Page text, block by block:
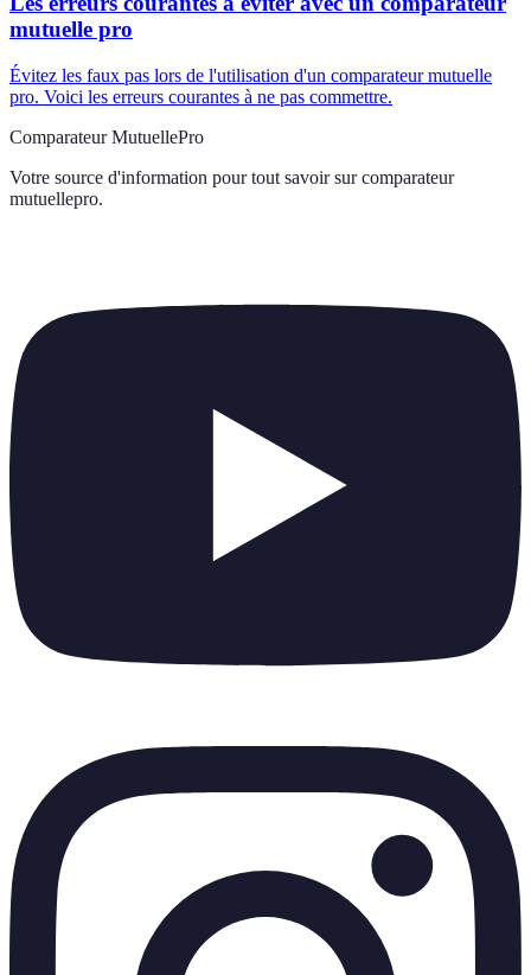
mutuelle pro
Évitez les faux pas lors de l'utilisation d'un comparateur mutuelle
pro. Voici les erreurs courantes à ne pas commettre.
Comparateur MutuellePro
Votre source d'information pour tout savoir sur comparateur
mutuellepro.